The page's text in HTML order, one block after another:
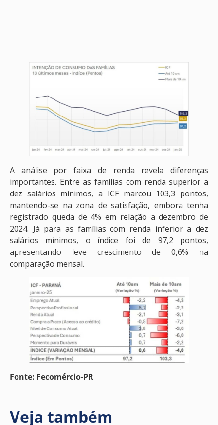
A análise por faixa de renda revela diferenças
importantes. Entre as famílias com renda superior a
dez salários mínimos, a ICF marcou 103,3 pontos,
mantendo-se na zona de satisfação, embora tenha
registrado queda de 4% em relação a dezembro de
2024. Já para as famílias com renda inferior a dez
salários mínimos, o índice foi de 97,2 pontos,
apresentando leve crescimento de 0,6% na
comparação mensal.
Fonte: Fecomércio-PR
Veja também